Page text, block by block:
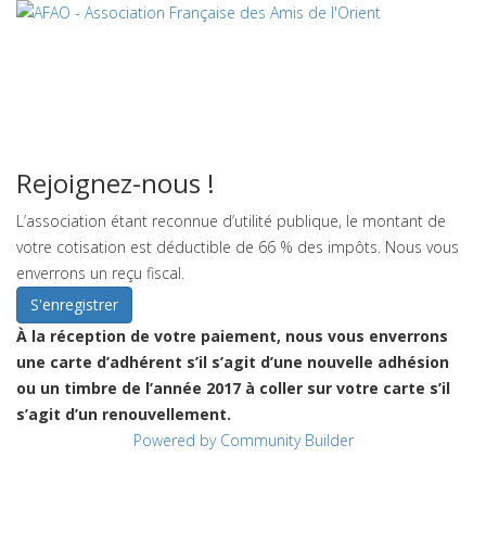
Rejoignez-nous !
L’association étant reconnue d’utilité publique, le montant de
votre cotisation est déductible de 66 % des impôts. Nous vous
enverrons un reçu fiscal.
À la réception de votre paiement, nous vous enverrons
une carte d’adhérent s’il s’agit d’une nouvelle adhésion
ou un timbre de l’année 2017 à coller sur votre carte s’il
s’agit d’un renouvellement.
Powered by Community Builder